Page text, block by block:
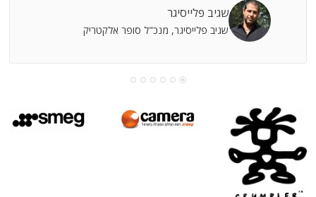
שגיב פלייסיגר
שגיב פלייסיגר, מנכ"ל סופר אלקטריק